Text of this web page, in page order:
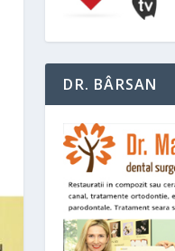
DR. BÂRSAN